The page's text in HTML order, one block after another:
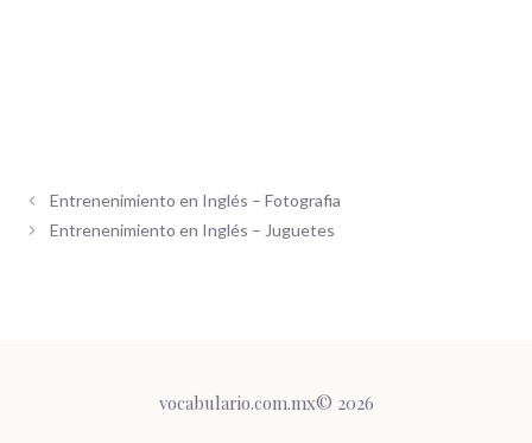
Entrenenimiento en Inglés – Fotografia
Entrenenimiento en Inglés – Juguetes
vocabulario.com.mx© 2026